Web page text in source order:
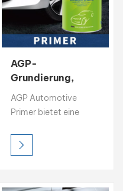
한국어
بالعربية
AGP-
Grundierung,
hohe Deckkraft,
schnelltrocknende
AGP Automotive
Primer bietet eine
Oberflächenvorbereitung
mit hoher Deckkraft,